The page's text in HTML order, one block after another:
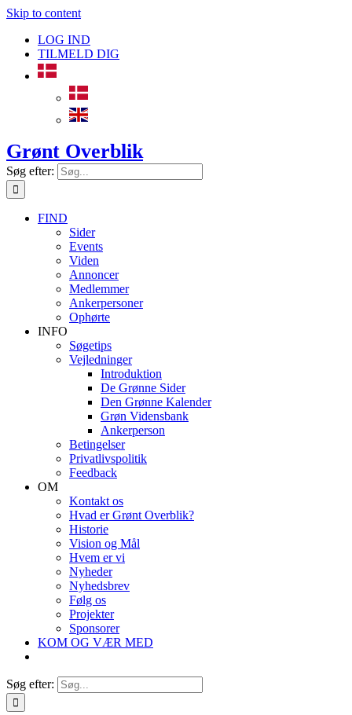
Skip to content
LOG IND
TILMELD DIG
Grønt Overblik
Søg efter:
FIND
Sider
Events
Viden
Annoncer
Medlemmer
Ankerpersoner
Ophørte
INFO
Søgetips
Vejledninger
Introduktion
De Grønne Sider
Den Grønne Kalender
Grøn Vidensbank
Ankerperson
Betingelser
Privatlivspolitik
Feedback
OM
Kontakt os
Hvad er Grønt Overblik?
Historie
Vision og Mål
Hvem er vi
Nyheder
Nyhedsbrev
Følg os
Projekter
Sponsorer
KOM OG VÆR MED
Søg efter: